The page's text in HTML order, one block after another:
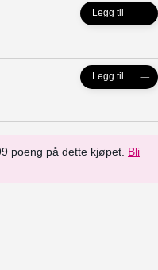
poeng på dette kjøpet. Bli
Legg til
Legg til